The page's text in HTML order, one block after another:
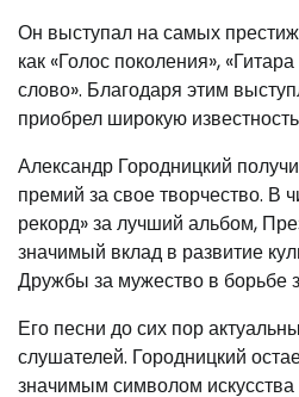
Он выступал на самых
как «Голос поколения»,
слово». Благодаря этим
приобрел широкую
Александр Городницкий
премий за свое творчество. В
рекорд» за лучший альбом,
значимый вклад в развитие
Дружбы за мужество в борьбе
Его песни до сих пор
слушателей. Городницкий
значимым символом искусства